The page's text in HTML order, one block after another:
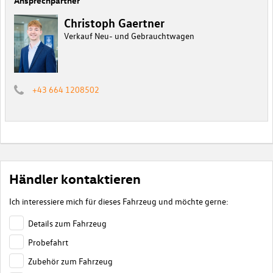
Christoph Gaertner
Verkauf Neu- und Gebrauchtwagen
+43 664 1208502
Händler kontaktieren
Ich interessiere mich für dieses Fahrzeug und möchte gerne:
Details zum Fahrzeug
Probefahrt
Zubehör zum Fahrzeug